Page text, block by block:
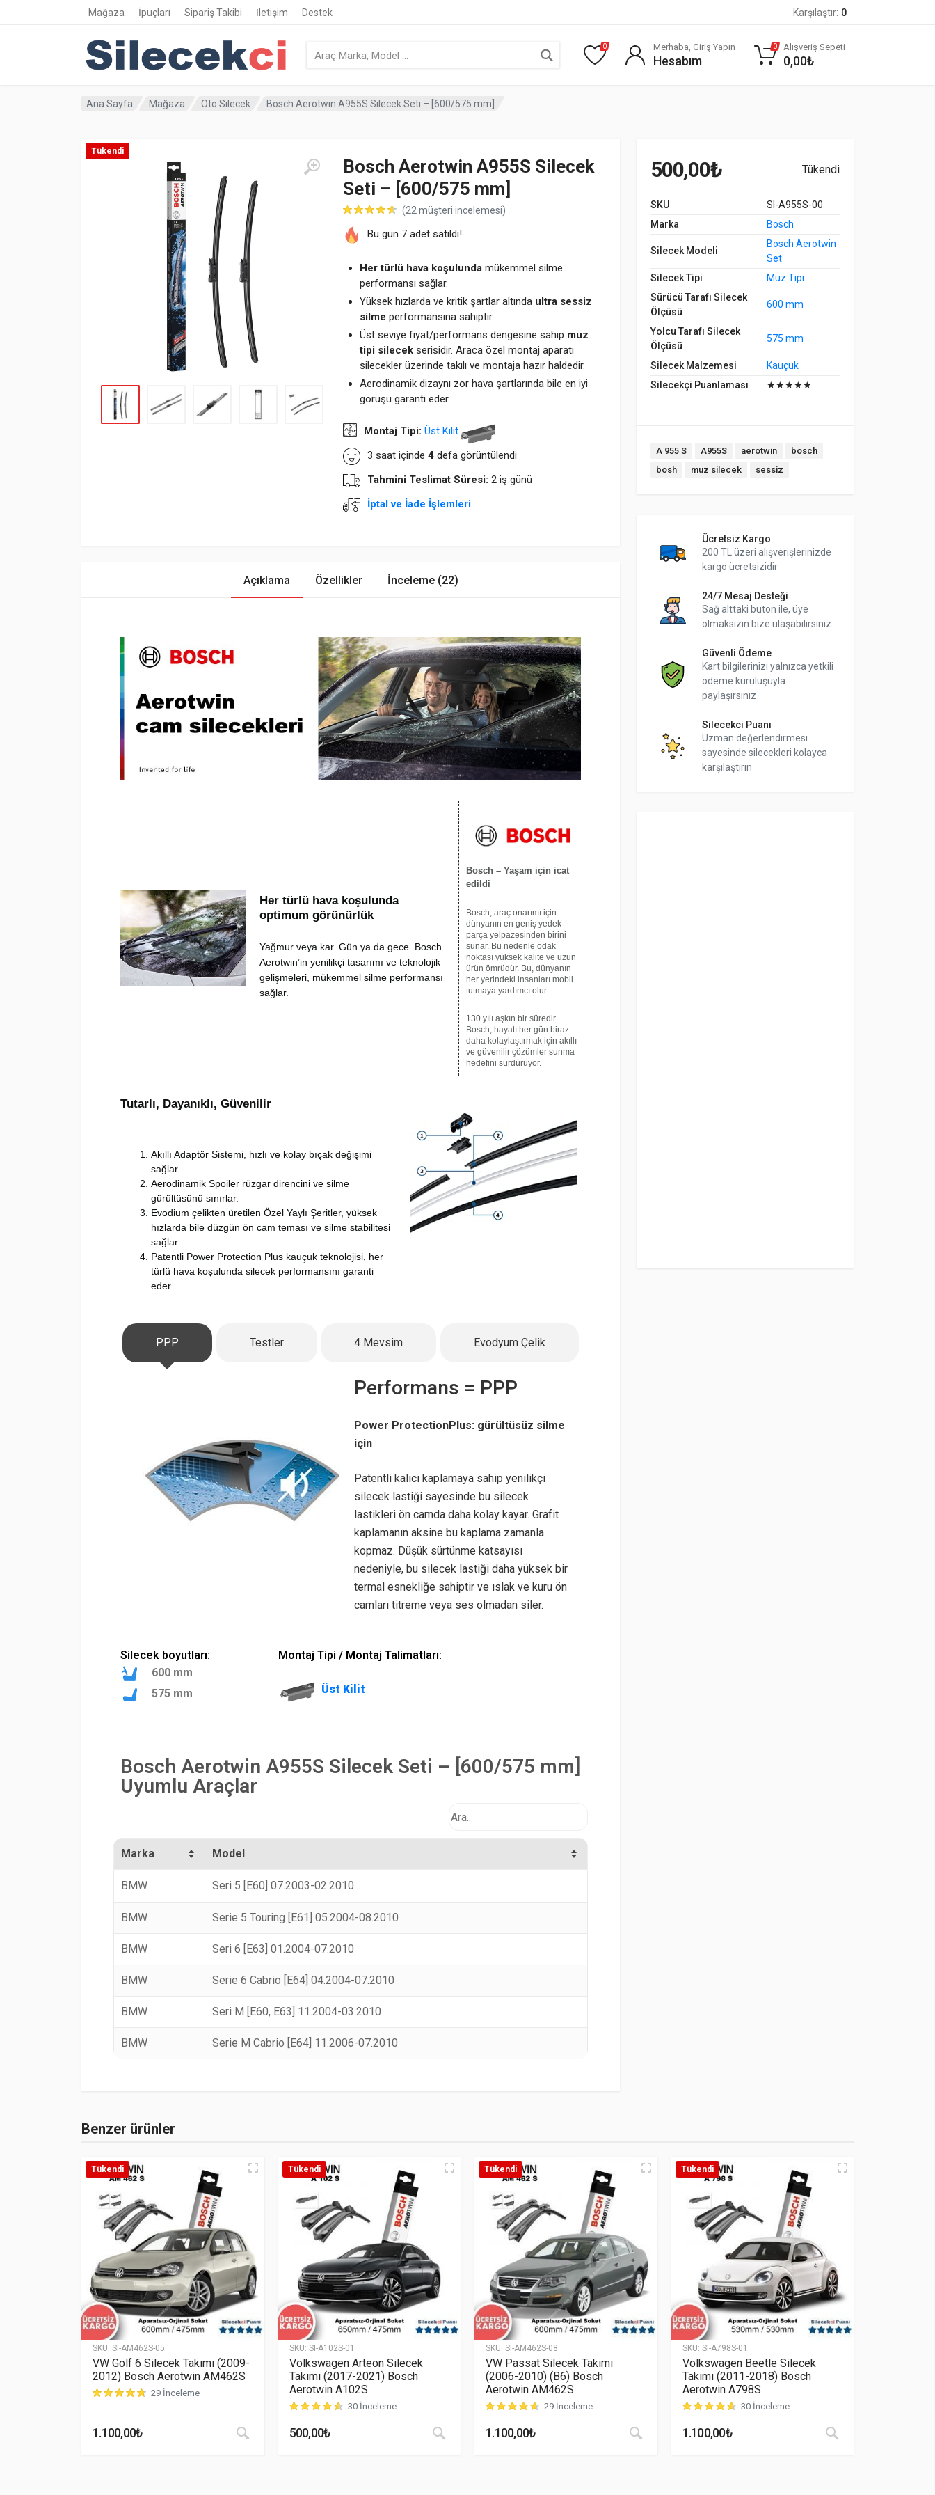
Mağaza İpuçları Sipariş Takibi İletişim Destek Karşılaştır: 0
0 Merhaba, Giriş Yapın
Hesabım
0 Alışveriş Sepeti
0,00₺
Ana Sayfa Mağaza Oto Silecek Bosch Aerotwin A955S Silecek Seti – [600/575 mm]
Tükendi
Bosch Aerotwin A955S Silecek
Seti – [600/575 mm]
(22 müşteri incelemesi)
Bu gün 7 adet satıldı!
Her türlü hava koşulunda mükemmel silme
performansı sağlar.
Yüksek hızlarda ve kritik şartlar altında ultra sessiz
silme performansına sahiptir.
Üst seviye fiyat/performans dengesine sahip muz
tipi silecek serisidir. Araca özel montaj aparatı
silecekler üzerinde takılı ve montaja hazır haldedir.
Aerodinamik dizaynı zor hava şartlarında bile en iyi
görüşü garanti eder.
Montaj Tipi: Üst Kilit
3 saat içinde 4 defa görüntülendi
Tahmini Teslimat Süresi: 2 iş günü
İptal ve İade İşlemleri
500,00₺ Tükendi
SKU
SI-A955S-00
Marka
Bosch
Silecek Modeli
Bosch Aerotwin
Set
Silecek Tipi
Muz Tipi
Sürücü Tarafı Silecek
Ölçüsü
600 mm
Yolcu Tarafı Silecek
Ölçüsü
575 mm
Silecek Malzemesi
Kauçuk
Silecekçi Puanlaması
★★★★★
Tags:
A 955 S A955S aerotwin
bosch
bosh
muz silecek sessiz
Ücretsiz Kargo
200 TL üzeri alışverişlerinizde
kargo ücretsizidir
24/7 Mesaj Desteği
Sağ alttaki buton ile, üye
olmaksızın bize ulaşabilirsiniz
Güvenli Ödeme
Kart bilgilerinizi yalnızca yetkili
ödeme kuruluşuyla
paylaşırsınız
Silecekci Puanı
Uzman değerlendirmesi
sayesinde silecekleri kolayca
karşılaştırın
Açıklama Özellikler İnceleme (22)
Her türlü hava koşulunda
optimum görünürlük
Yağmur veya kar.Gün ya da gece. Bosch
Aerotwin’in yenilikçi tasarımı ve teknolojik
gelişmeleri, mükemmel silme performansı
sağlar.
Bosch – Yaşam için icat
edildi
Bosch, araç onarımı için
dünyanın en geniş yedek
parça yelpazesinden birini
sunar. Bu nedenle odak
noktası yüksek kalite ve uzun
ürün ömrüdür. Bu, dünyanın
her yerindeki insanları mobil
tutmaya yardımcı olur.
130 yılı aşkın bir süredir
Bosch, hayatı her gün biraz
daha kolaylaştırmak için akıllı
ve güvenilir çözümler sunma
hedefini sürdürüyor.
Tutarlı, Dayanıklı, Güvenilir
Akıllı Adaptör Sistemi, hızlı ve kolay bıçak değişimi
sağlar.
Aerodinamik Spoiler rüzgar direncini ve silme
gürültüsünü sınırlar.
Evodium çelikten üretilen Özel Yaylı Şeritler, yüksek
hızlarda bile düzgün ön cam teması ve silme stabilitesi
sağlar.
Patentli Power Protection Plus kauçuk teknolojisi, her
türlü hava koşulunda silecek performansını garanti
eder.
PPP Testler 4 Mevsim Evodyum Çelik
Performans = PPP
Power ProtectionPlus: gürültüsüz silme
için
Patentli kalıcı kaplamaya sahip yenilikçi
silecek lastiği sayesinde bu silecek
lastikleri ön camda daha kolay kayar. Grafit
kaplamanın aksine bu kaplama zamanla
kopmaz. Düşük sürtünme katsayısı
nedeniyle, bu silecek lastiği daha yüksek bir
termal esnekliğe sahiptir ve ıslak ve kuru ön
camları titreme veya ses olmadan siler.
Silecek boyutları:
600 mm
575 mm
Montaj Tipi / Montaj Talimatları:
Üst Kilit
Bosch Aerotwin A955S Silecek Seti – [600/575 mm]
Uyumlu Araçlar
Marka Model
BMW Seri 5 [E60] 07.2003-02.2010
BMW Serie 5 Touring [E61] 05.2004-08.2010
BMW Seri 6 [E63] 01.2004-07.2010
BMW Serie 6 Cabrio [E64] 04.2004-07.2010
BMW Seri M [E60, E63] 11.2004-03.2010
BMW Serie M Cabrio [E64] 11.2006-07.2010
Benzer ürünler
Tükendi
SKU: SI-AM462S-05
VW Golf 6 Silecek Takımı (2009-
2012) Bosch Aerotwin AM462S
puan aldı
29 İnceleme
1.100,00₺
Tükendi
SKU: SI-A102S-01
Volkswagen Arteon Silecek
Takımı (2017-2021) Bosch
Aerotwin A102S
30 İnceleme
500,00₺
Tükendi
SKU: SI-AM462S-08
VW Passat Silecek Takımı
(2006-2010) (B6) Bosch
Aerotwin AM462S
29 İnceleme
1.100,00₺
Tükendi
SKU: SI-A798S-01
Volkswagen Beetle Silecek
Takımı (2011-2018) Bosch
Aerotwin A798S
30 İnceleme
1.100,00₺